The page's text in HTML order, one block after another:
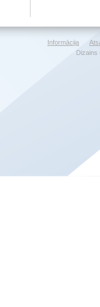
Informācija
Dizains